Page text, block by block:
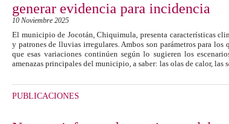
generar evidencia para incidencia
10 Noviembre 2025
El municipio de Jocotán, Chiquimula, presenta características
y patrones de lluvias irregulares. Ambos son parámetros para los
que esas variaciones continúen según lo sugieren los
amenazas principales del municipio, a saber: las olas de calor, las
PUBLICACIONES